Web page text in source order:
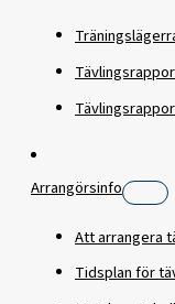
Arrangörsinfo
Att arrangera
Tidsplan för